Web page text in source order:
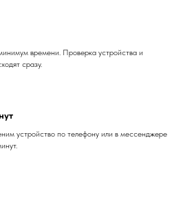
времени. Проверка устройства и
сразу.
устройство по телефону или в мессенджере